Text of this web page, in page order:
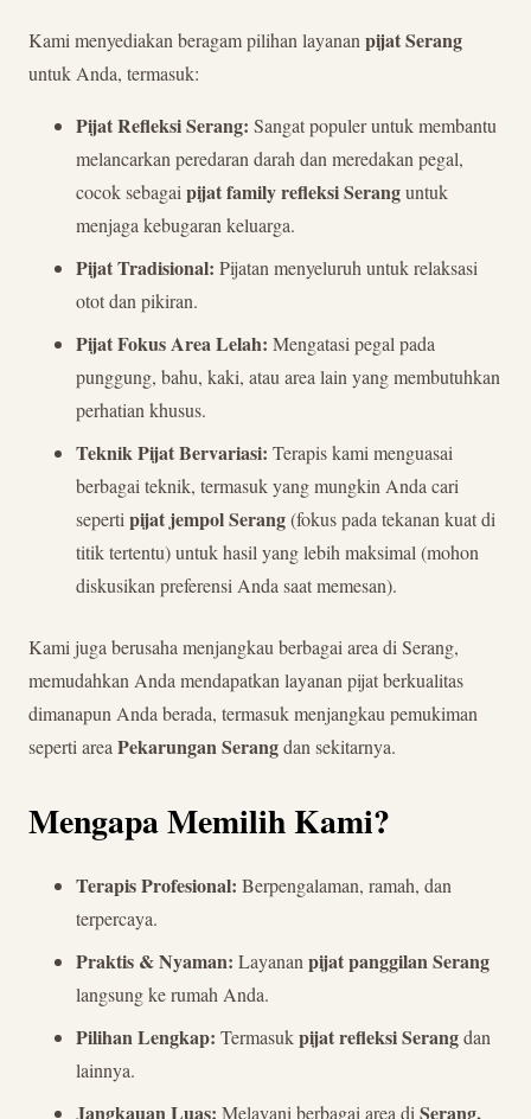
Kami menyediakan beragam pilihan layanan pijat Serang
untuk Anda, termasuk:
Pijat Refleksi Serang: Sangat populer untuk membantu
melancarkan peredaran darah dan meredakan pegal,
cocok sebagai pijat family refleksi Seranguntuk
menjaga kebugaran keluarga.
Pijat Tradisional: Pijatan menyeluruh untuk relaksasi
otot dan pikiran.
Pijat Fokus Area Lelah: Mengatasi pegal pada
punggung, bahu, kaki, atau area lain yang membutuhkan
perhatian khusus.
Teknik Pijat Bervariasi: Terapis kami menguasai
berbagai teknik, termasuk yang mungkin Anda cari
seperti pijat jempol Serang(fokus pada tekanan kuat di
titik tertentu) untuk hasil yang lebih maksimal (mohon
diskusikan preferensi Anda saat memesan).
Kami juga berusaha menjangkau berbagai area di Serang,
memudahkan Anda mendapatkan layanan pijat berkualitas
dimanapun Anda berada, termasuk menjangkau pemukiman
seperti area Pekarungan Serangdan sekitarnya.
Mengapa Memilih Kami?
Terapis Profesional: Berpengalaman, ramah, dan
terpercaya.
Praktis & Nyaman: Layanan pijat panggilan Serang
langsung ke rumah Anda.
Pilihan Lengkap: Termasukpijat refleksi Serangdan
lainnya.
Jangkauan Luas: Melayani berbagai area di Serang,